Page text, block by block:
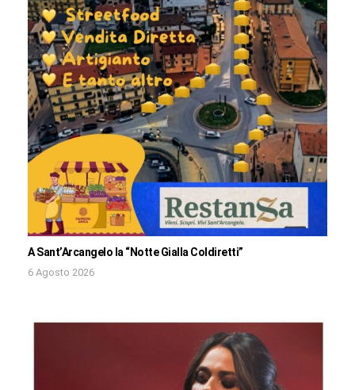
A Sant’Arcangelo la “Notte Gialla Coldiretti”
6 Agosto 2026